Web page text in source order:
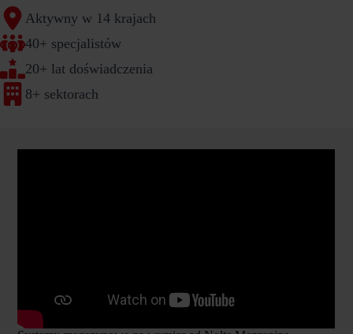
Aktywny w 14 krajach
40+ specjalistów
20+ lat doświadczenia
8+ sektorach